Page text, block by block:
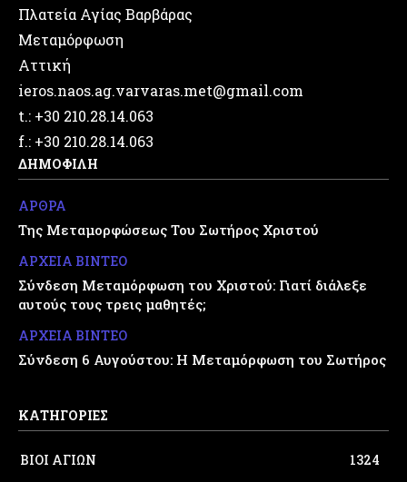
Πλατεία Αγίας Βαρβάρας
Μεταμόρφωση
Αττική
ieros.naos.ag.varvaras.met@gmail.com
t.: +30 210.28.14.063
f.: +30 210.28.14.063
ΔΗΜΟΦΙΛΗ
ΑΡΘΡΑ
Της Μεταμορφώσεως Του Σωτήρος Χριστού
ΑΡΧΕΙΑ ΒΙΝΤΕΟ
Σύνδεση Μεταμόρφωση του Χριστού: Γιατί διάλεξε
αυτούς τους τρεις μαθητές;
ΑΡΧΕΙΑ ΒΙΝΤΕΟ
Σύνδεση 6 Αυγούστου: Η Μεταμόρφωση του Σωτήρος
ΚΑΤΗΓΟΡΙΕΣ
ΒΙΟΙ ΑΓΙΩΝ
1324